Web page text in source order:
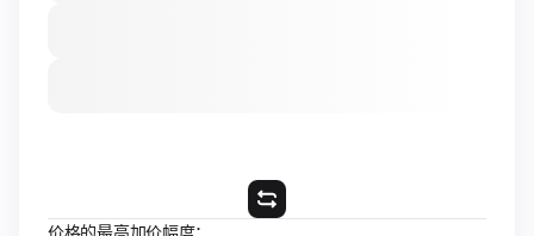
价格的最高加价幅度：